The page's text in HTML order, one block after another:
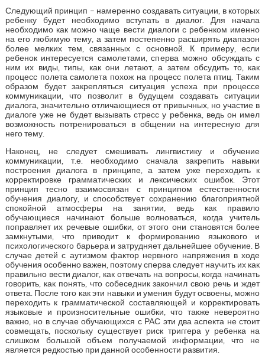
Следующий принцип – намеренно создавать ситуации, в которых
ребенку будет необходимо вступать в диалог. Для начала
необходимо как можно чаще вести диалоги с ребенком именно
на его любимую тему, а затем постепенно расширять диапазон
более мелких тем, связанных с основной. К примеру, если
ребенок интересуется самолетами, сперва можно обсуждать с
ним их виды, типы, как они летают, а затем обсудить то, как
процесс полета самолета похож на процесс полета птиц. Таким
образом будет закрепляться ситуация успеха при процессе
коммуникации, что позволит в будущем создавать ситуации
диалога, значительно отличающиеся от привычных, но участие в
диалоге уже не будет вызывать стресс у ребенка, ведь он имел
возможность потренироваться в общении на интересную для
него тему.
Наконец, не следует смешивать лингвистику и обучение
коммуникации, т.е. необходимо сначала закрепить навыки
построения диалога в принципе, а затем уже переходить к
корректировке грамматических и лексических ошибок. Этот
принцип тесно взаимосвязан с принципом естественности
обучения диалогу, и способствует сохранению благоприятной
спокойной атмосферы на занятии, ведь как правило
обучающиеся начинают больше волноваться, когда учитель
поправляет их речевые ошибки, от этого они становятся более
замкнутыми, что приводит к формированию языкового и
психологического барьера и затрудняет дальнейшее обучение. В
случае детей с аутизмом фактор нервного напряжения в ходе
обучения особенно важен, поэтому сперва следует научить их как
правильно вести диалог, как отвечать на вопросы, когда начинать
говорить, как понять, что собеседник закончил свою речь и ждет
ответа. После того как эти навыки и умения будут освоены, можно
переходить к грамматической составляющей и корректировать
языковые и произносительные ошибки, что также невероятно
важно, но в случае обучающихся с РАС эти два аспекта не стоит
совмещать, поскольку существует риск триггера у ребенка на
слишком большой объем получаемой информации, что не
является редкостью при данной особенности развития.